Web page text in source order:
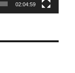
02:04:59